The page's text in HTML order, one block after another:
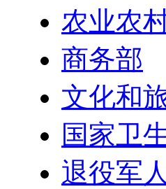
农业农
商务部
文化和
国家卫
退役军